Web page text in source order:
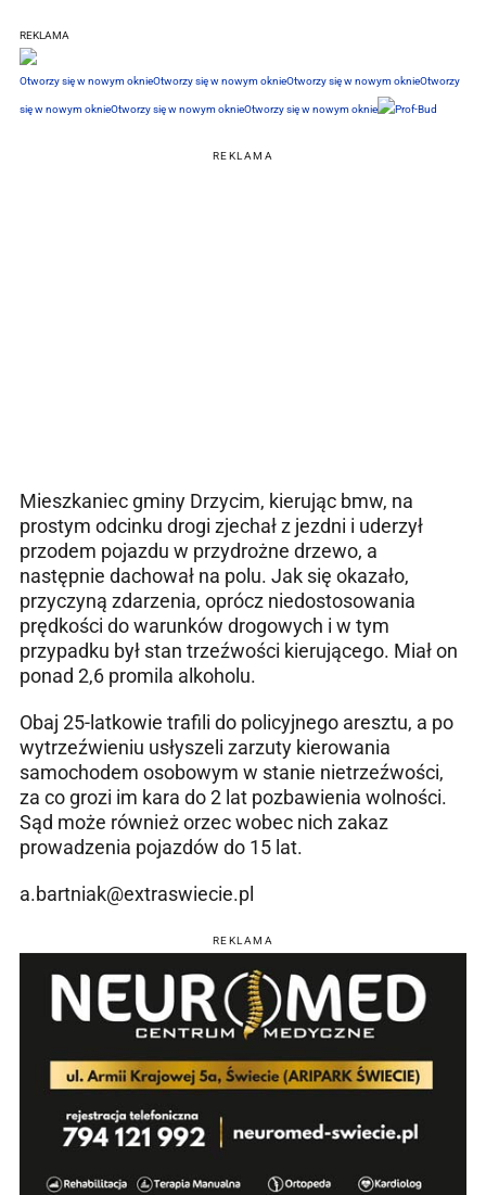
REKLAMA
Otworzy się w nowym oknieOtworzy się w nowym oknieOtworzy się w nowym oknieOtworzy
się w nowym oknieOtworzy się w nowym oknieOtworzy się w nowym oknie
REKLAMA
Mieszkaniec gminy Drzycim, kierując bmw, na
prostym odcinku drogi zjechał z jezdni i uderzył
przodem pojazdu w przydrożne drzewo, a
następnie dachował na polu. Jak się okazało,
przyczyną zdarzenia, oprócz niedostosowania
prędkości do warunków drogowych i w tym
przypadku był stan trzeźwości kierującego. Miał on
ponad 2,6 promila alkoholu.
Obaj 25-latkowie trafili do policyjnego aresztu, a po
wytrzeźwieniu usłyszeli zarzuty kierowania
samochodem osobowym w stanie nietrzeźwości,
za co grozi im kara do 2 lat pozbawienia wolności.
Sąd może również orzec wobec nich zakaz
prowadzenia pojazdów do 15 lat.
a.bartniak@extraswiecie.pl
REKLAMA